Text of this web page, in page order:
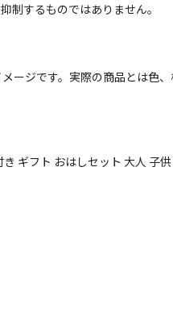
制するものではありません。
ージです。実際の商品とは色
き ギフト おはしセット 大人 子